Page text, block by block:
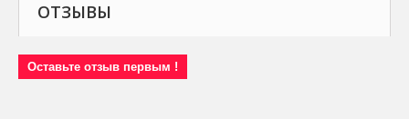
ОТЗЫВЫ
Оставьте отзыв первым !